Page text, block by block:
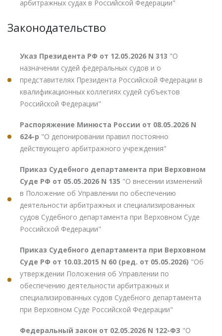
арбитражных судах в Российской Федерации"
Законодательство
Указ Президента РФ от 12.05.2026 N 313 "О
назначении судей федеральных судов и о
представителях Президента Российской Федерации в
квалификационных коллегиях судей субъектов
Российской Федерации"
Распоряжение Минюста России от 08.05.2026 N
624-р "О депонировании правил постоянно
действующего арбитражного учреждения"
Приказ Судебного департамента при Верховном
Суде РФ от 05.05.2026 N 135 "О внесении изменений
в Положение об Управлении по обеспечению
деятельности арбитражных и специализированных
судов Судебного департамента при Верховном Суде
Российской Федерации"
Приказ Судебного департамента при Верховном
Суде РФ от 10.03.2015 N 60 (ред. от 05.05.2026) "Об
утверждении Положения об Управлении по
обеспечению деятельности арбитражных и
специализированных судов Судебного департамента
при Верховном Суде Российской Федерации"
Федеральный закон от 02.05.2026 N 122-ФЗ "О